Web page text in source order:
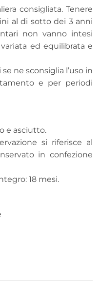
consigliata. Tenere
al di sotto dei 3 anni
non vanno intesi
ed equilibrata e
ne sconsiglia l’uso in
e per periodi
e asciutto.
si riferisce al
in confezione
18 mesi.